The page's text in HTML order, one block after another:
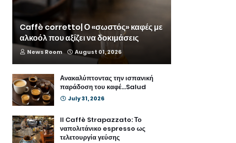
Caffè corretto| Ο «σωστός» καφές με
αλκοόλ που αξίζει να δοκιμάσεις
News Room August 01, 2026
Ανακαλύπτοντας την ισπανική
παράδοση του καφέ...Salud
July 31, 2026
Il Caffè Strapazzato: Το
ναπολιτάνικο espresso ως
τελετουργία γεύσης